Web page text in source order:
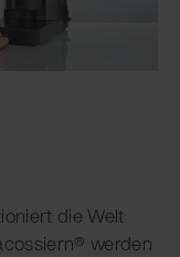
die Welt
werden